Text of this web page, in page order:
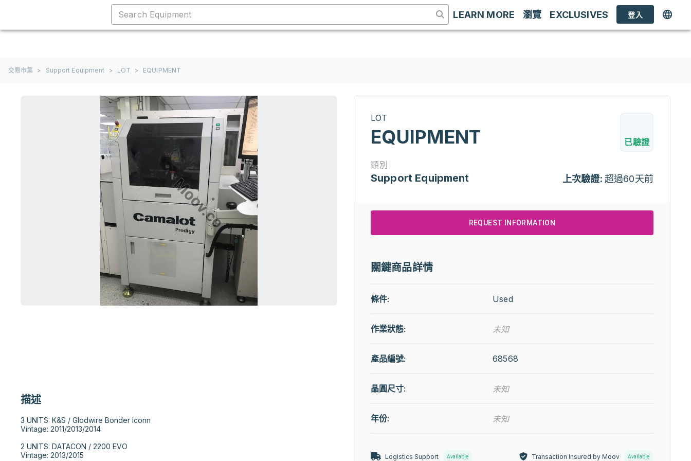
LEARN MORE 瀏覽 EXCLUSIVES 登入
交易市集 > Support Equipment > LOT > EQUIPMENT
描述
3 UNITS: K&S / Glodwire Bonder Iconn
Vintage: 2011/2013/2014
2 UNITS: DATACON / 2200 EVO
Vintage: 2013/2015
LOT
EQUIPMENT 已驗證
類別
Support Equipment 上次驗證: 超過60天前
REQUEST INFORMATION
關鍵商品詳情
條件: Used
作業狀態: 未知
產品編號: 68568
晶圓尺寸: 未知
年份: 未知
Logistics Support Available Transaction Insured by Moov Available